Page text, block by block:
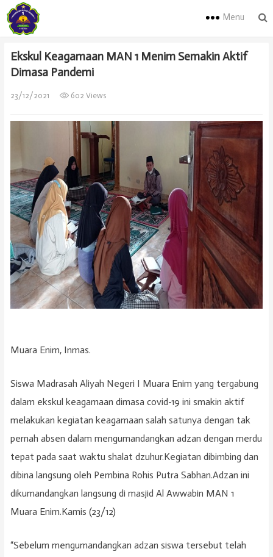
Menu
Ekskul Keagamaan MAN 1 Menim Semakin Aktif
Dimasa Pandemi
23/12/2021 602 Views
Muara Enim, Inmas.
Siswa Madrasah Aliyah Negeri I Muara Enim yang tergabung
dalam ekskul keagamaan dimasa covid-19 ini smakin aktif
melakukan kegiatan keagamaan salah satunya dengan tak
pernah absen dalam mengumandangkan adzan dengan merdu
tepat pada saat waktu shalat dzuhur.Kegiatan dibimbing dan
dibina langsung oleh Pembina Rohis Putra Sabhan.Adzan ini
dikumandangkan langsung di masjid Al Awwabin MAN 1
Muara Enim.Kamis (23/12)
“Sebelum mengumandangkan adzan siswa tersebut telah